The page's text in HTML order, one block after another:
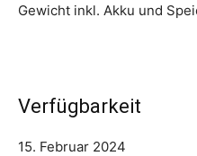
Gewicht inkl. Akku und
Verfügbarkeit
15. Februar 2024